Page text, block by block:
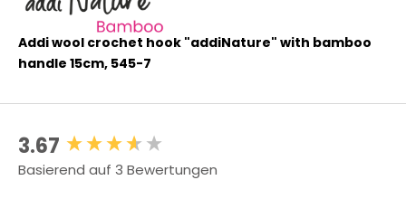
Addi wool crochet hook "addiNature" with bamboo
handle 15cm, 545-7
3.67
Basierend auf 3 Bewertungen
New content loaded